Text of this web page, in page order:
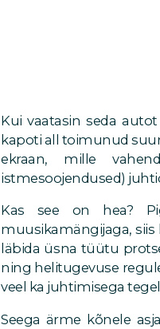
Kui vaatasin seda
kapoti all toimunud
ekraan, mille
istmesoojendused)
Kas see on hea?
muusikamängijaga, siis
läbida üsna tüütu
ning helitugevuse
veel ka juhtimisega
Seega ärme kõnele